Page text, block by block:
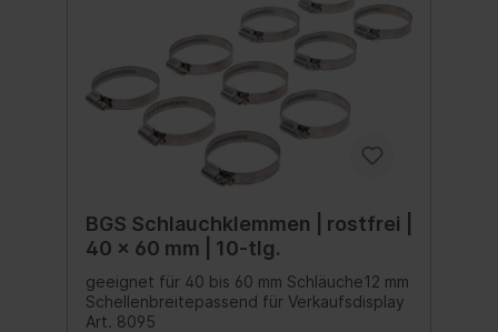
BGS Schlauchklemmen | rostfrei |
40 x 60 mm | 10-tlg.
geeignet für 40 bis 60 mm Schläuche12 mm
Schellenbreitepassend für Verkaufsdisplay
Art. 8095